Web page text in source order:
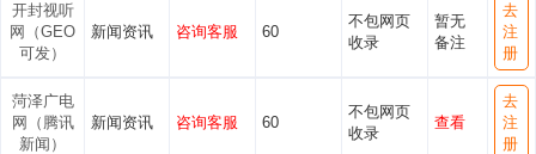
开封视听
网（GEO
可发）
新闻资讯 咨询客服 60
不包网页
收录
暂无
备注
去
注
册
菏泽广电
网（腾讯
新闻）
新闻资讯 咨询客服 60
不包网页
收录
查看
去
注
册